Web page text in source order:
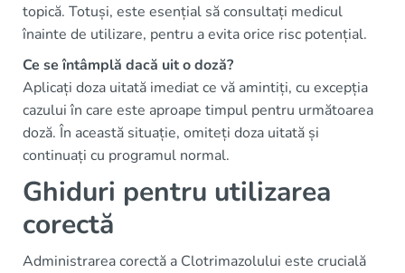
topică. Totuși, este esențial să consultați medicul
înainte de utilizare, pentru a evita orice risc potențial.
Ce se întâmplă dacă uit o doză?
Aplicați doza uitată imediat ce vă amintiți, cu excepția
cazului în care este aproape timpul pentru următoarea
doză. În această situație, omiteți doza uitată și
continuați cu programul normal.
Ghiduri pentru utilizarea
corectă
Administrarea corectă a Clotrimazolului este crucială